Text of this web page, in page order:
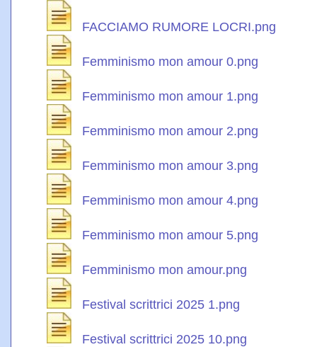
FACCIAMO RUMORE LOCRI.png
Femminismo mon amour 0.png
Femminismo mon amour 1.png
Femminismo mon amour 2.png
Femminismo mon amour 3.png
Femminismo mon amour 4.png
Femminismo mon amour 5.png
Femminismo mon amour.png
Festival scrittrici 2025 1.png
Festival scrittrici 2025 10.png